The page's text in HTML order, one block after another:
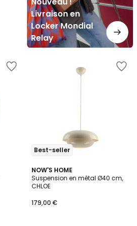
Livraison en
Locker Mondial
Relay
Best-seller
NOW'S HOME
Suspension en métal Ø40 cm,
CHLOE
179,00 €